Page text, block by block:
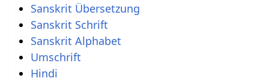
Sanskrit Übersetzung
Sanskrit Schrift
Sanskrit Alphabet
Umschrift
Hindi